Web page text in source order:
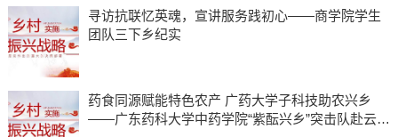
寻访抗联忆英魂，宣讲服务践初心——商学院学生
团队三下乡纪实
药食同源赋能特色农产 广药大学子科技助农兴乡
——广东药科大学中药学院“紫酝兴乡”突击队赴云浮